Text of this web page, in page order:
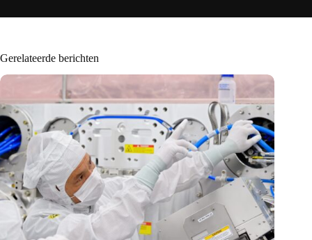
Gerelateerde berichten